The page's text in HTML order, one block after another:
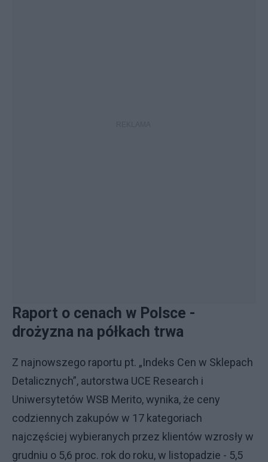
Raport o cenach w Polsce -
drożyzna na półkach trwa
Z najnowszego raportu pt. „Indeks Cen w Sklepach
Detalicznych”, autorstwa UCE Research i
Uniwersytetów WSB Merito, wynika, że ceny
codziennych zakupów w 17 kategoriach
najczęściej wybieranych przez klientów wzrosły w
grudniu o 5,6 proc. rok do roku, w listopadzie - 5,5